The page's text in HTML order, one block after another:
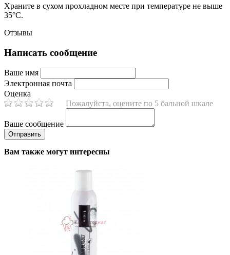
Храните в сухом прохладном месте при температуре не выше
35°С.
Отзывы
Написать сообщение
Ваше имя
Электронная почта
Оценка
Пожалуйста, оцените по 5 бальной шкале
Ваше сообщение
Вам также могут интересны